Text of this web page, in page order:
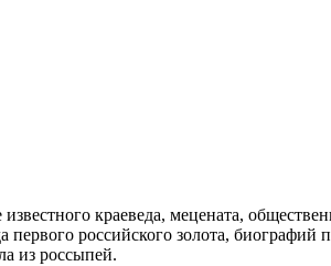
краеведа, мецената,
первого российского золота,
из россыпей.